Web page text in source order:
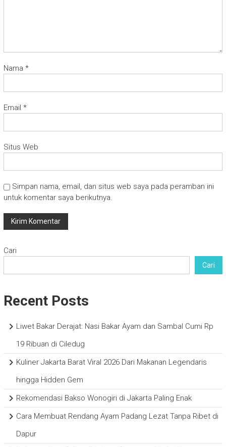
Nama *
Email *
Situs Web
Simpan nama, email, dan situs web saya pada peramban ini
untuk komentar saya berikutnya.
Cari
Cari
Recent Posts
Liwet Bakar Derajat: Nasi Bakar Ayam dan Sambal Cumi Rp
19 Ribuan di Ciledug
Kuliner Jakarta Barat Viral 2026 Dari Makanan Legendaris
hingga Hidden Gem
Rekomendasi Bakso Wonogiri di Jakarta Paling Enak
Cara Membuat Rendang Ayam Padang Lezat Tanpa Ribet di
Dapur